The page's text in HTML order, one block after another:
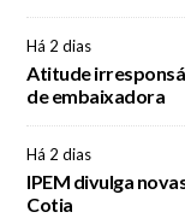
Há 2 dias
Atitude
de embaixadora
Há 2 dias
IPEM divulga
Cotia